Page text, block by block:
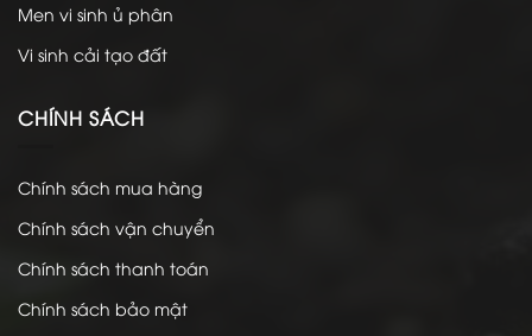
Men vi sinh ủ phân
Vi sinh cải tạo đất
CHÍNH SÁCH
Chính sách mua hàng
Chính sách vận chuyển
Chính sách thanh toán
Chính sách bảo mật